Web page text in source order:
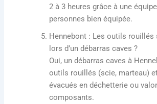
2 à 3 heures grâce à une
personnes bien équipée.
Hennebont : Les outils rouillés
lors d’un débarras caves ?
Oui, un débarras caves à
outils rouillés (scie, marteau)
évacués en déchetterie ou
composants.